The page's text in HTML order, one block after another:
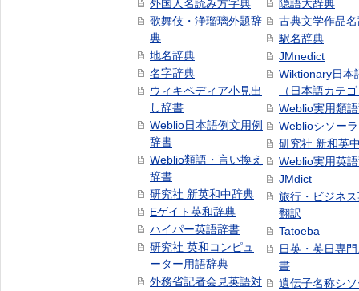
外国人名読み方字典
歌舞伎・浄瑠璃外題辞
典
地名辞典
名字辞典
ウィキペディア小見出
し辞書
Weblio日本語例文用例
辞書
Weblio類語・言い換え
辞書
研究社 新英和中辞典
Eゲイト英和辞典
ハイパー英語辞書
研究社 英和コンピュ
ーター用語辞典
外務省記者会見英語対
隠語大辞典
古典文学作品
駅名辞典
JMnedict
Wiktionary日本
（日本語カテ
Weblio実用類
Weblioシソー
研究社 新和英
Weblio実用英
JMdict
旅行・ビジネ
翻訳
Tatoeba
日英・英日専
書
遺伝子名称シ